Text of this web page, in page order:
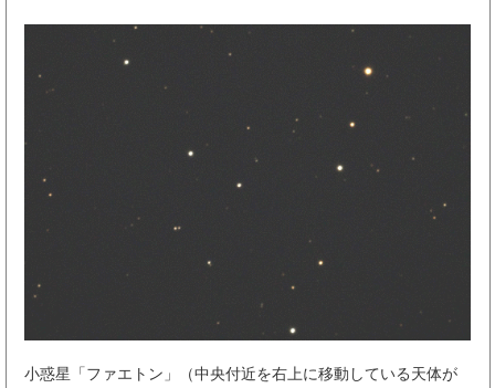
小惑星「ファエトン」（中央付近を右上に移動している天体が